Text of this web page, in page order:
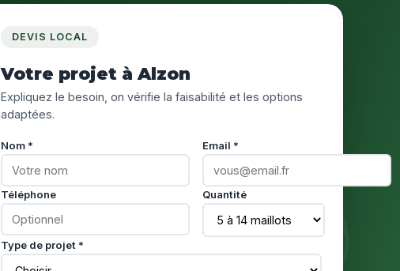
DEVIS LOCAL
Votre projet à Alzon
Expliquez le besoin, on vérifie la faisabilité et les options
adaptées.
Nom * Email *
Téléphone Quantité
Type de projet *